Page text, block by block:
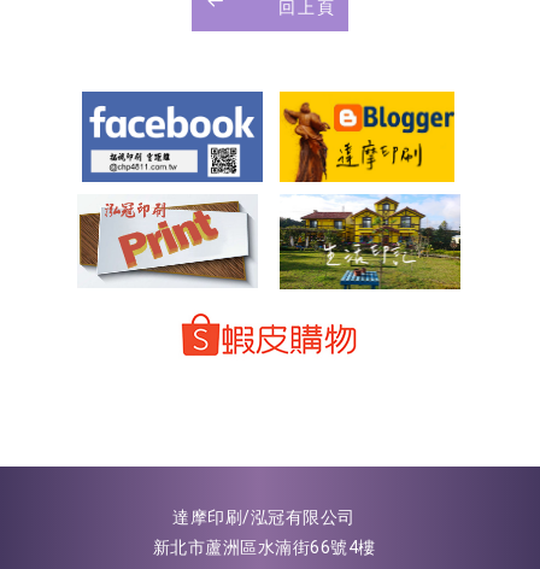
回上頁
達摩印刷/泓冠有限公司
新北市蘆洲區水湳街66號4樓